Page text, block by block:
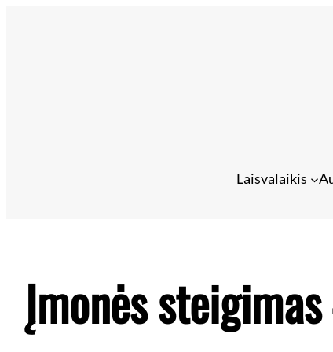
Laisvalaikis
Įmonės